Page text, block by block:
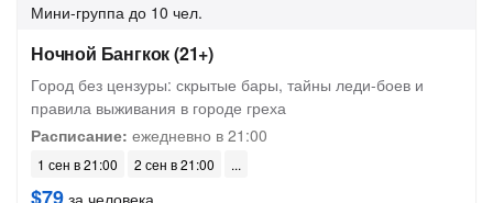
Мини-группа до 10 чел.
Ночной Бангкок (21+)
Город без цензуры: скрытые бары, тайны леди-боев и
правила выживания в городе греха
Расписание: ежедневно в 21:00
1 сен в 21:00 2 сен в 21:00
за человека